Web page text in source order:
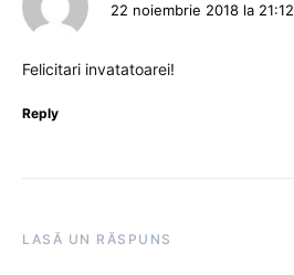
22 noiembrie 2018 la 21:12
Felicitari invatatoarei!
Reply
LASĂ UN RĂSPUNS